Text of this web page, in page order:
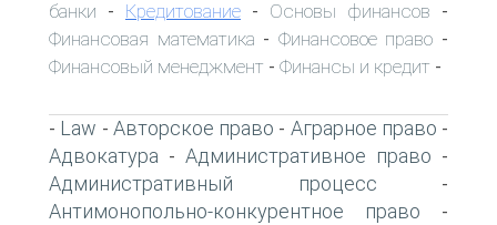
банки - Кредитование - Основы финансов -
Финансовая математика - Финансовое право -
Финансовый менеджмент - Финансы и кредит -
- Law - Авторское право - Аграрное право -
Адвокатура - Административное право -
Административный процесс -
Антимонопольно-конкурентное право -